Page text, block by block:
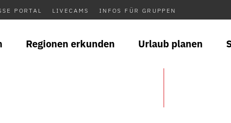
PORTAL LIVECAMS INFOS FÜR GRUPPEN
Regionen erkunden Urlaub planen